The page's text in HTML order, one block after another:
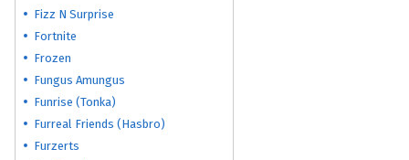
Fizz N Surprise
Fortnite
Frozen
Fungus Amungus
Funrise (Tonka)
Furreal Friends (Hasbro)
Furzerts